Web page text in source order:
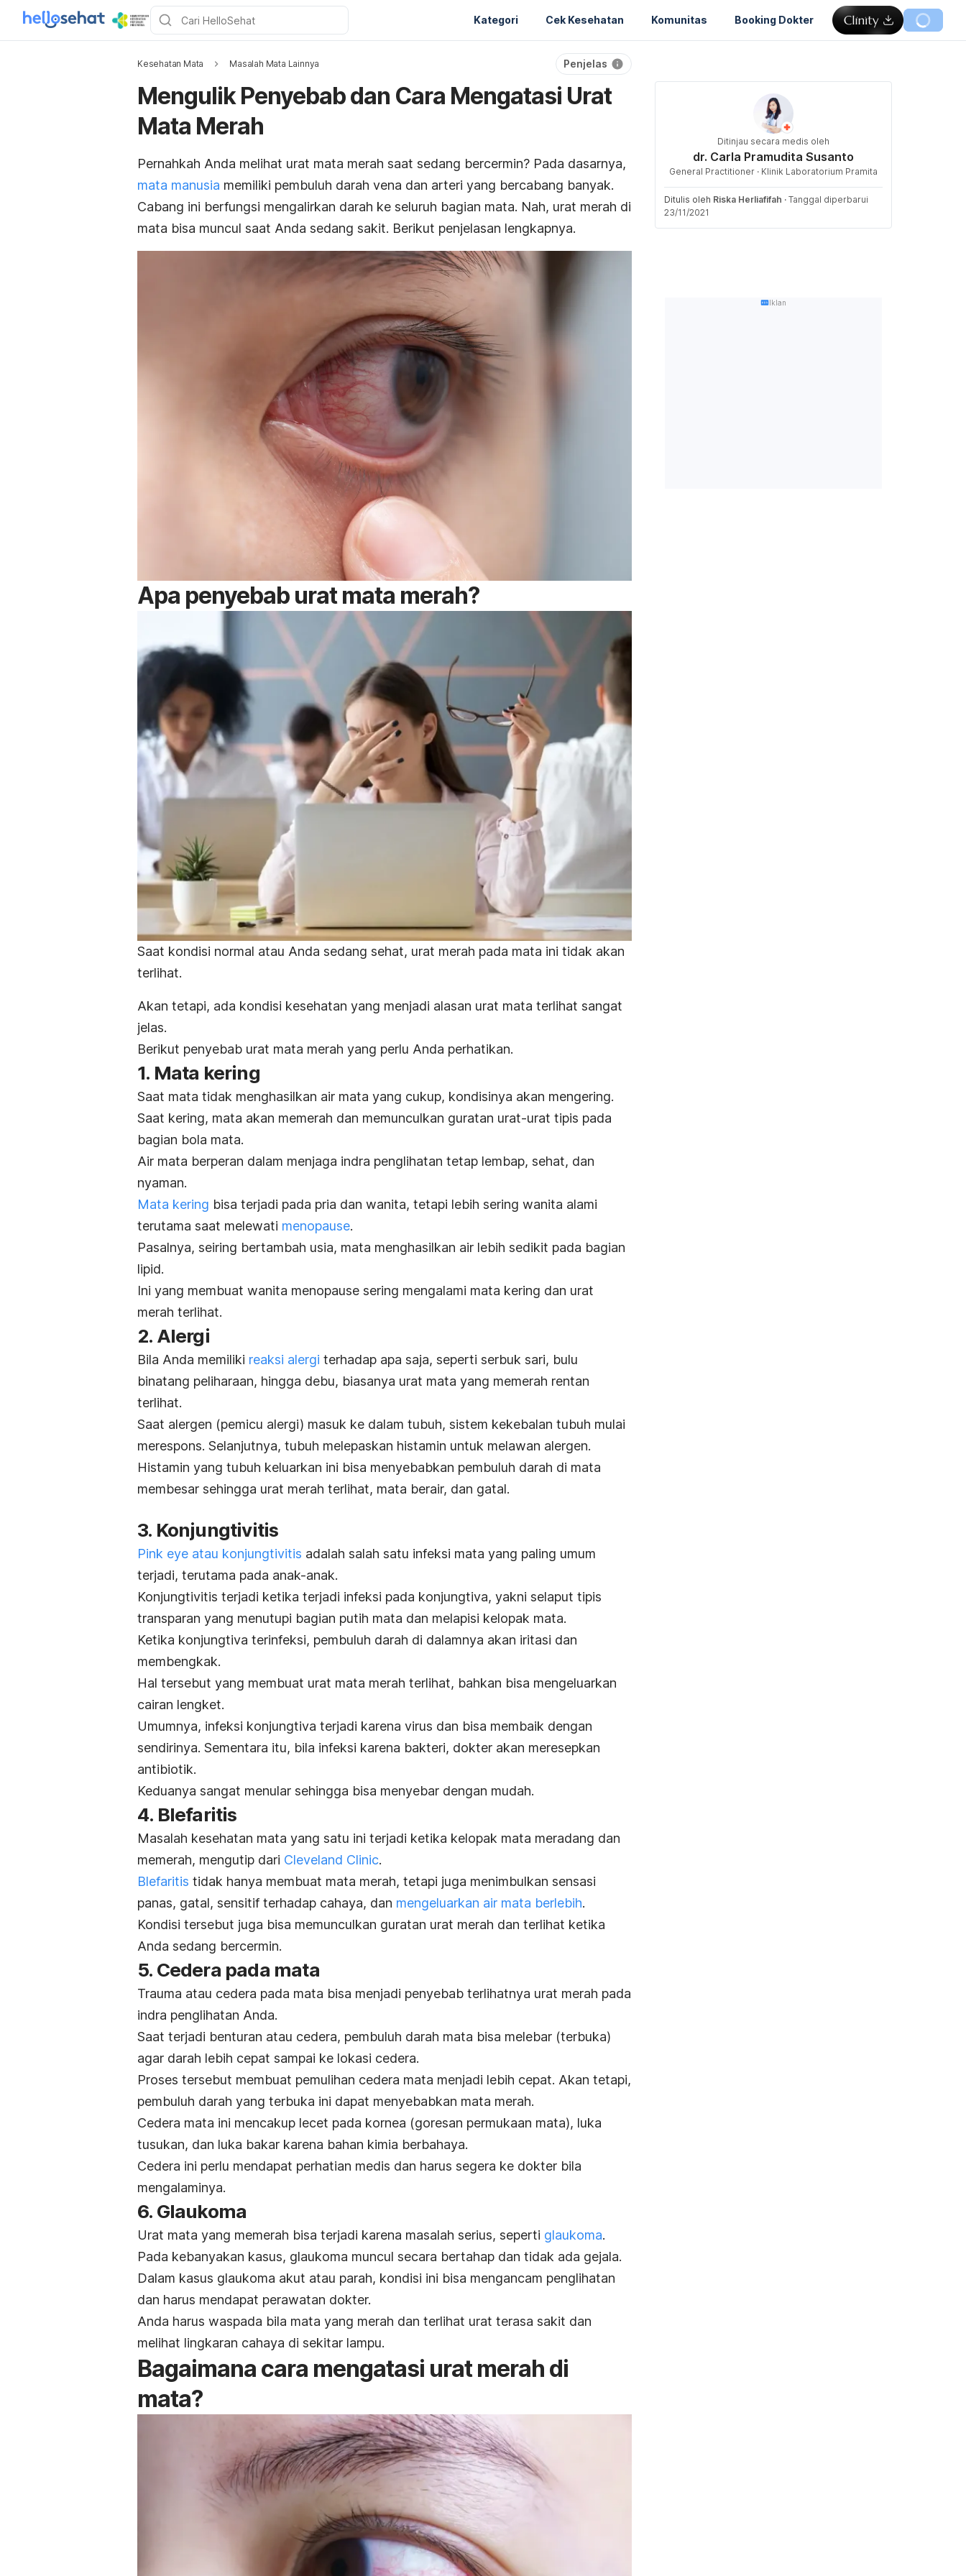
Kategori Cek Kesehatan Komunitas Booking Dokter
Kesehatan Mata Masalah Mata Lainnya Penjelas
Mengulik Penyebab dan Cara Mengatasi Urat
Mata Merah
Pernahkah Anda melihat urat mata merah saat sedang bercermin? Pada dasarnya,
mata manusia memiliki pembuluh darah vena dan arteri yang bercabang banyak.
Cabang ini berfungsi mengalirkan darah ke seluruh bagian mata. Nah, urat merah di
mata bisa muncul saat Anda sedang sakit. Berikut penjelasan lengkapnya.
Apa penyebab urat mata merah?
Saat kondisi normal atau Anda sedang sehat, urat merah pada mata ini tidak akan
terlihat.
Akan tetapi, ada kondisi kesehatan yang menjadi alasan urat mata terlihat sangat
jelas.
Berikut penyebab urat mata merah yang perlu Anda perhatikan.
1. Mata kering
Saat mata tidak menghasilkan air mata yang cukup, kondisinya akan mengering.
Saat kering, mata akan memerah dan memunculkan guratan urat-urat tipis pada
bagian bola mata.
Air mata berperan dalam menjaga indra penglihatan tetap lembap, sehat, dan
nyaman.
Mata kering bisa terjadi pada pria dan wanita, tetapi lebih sering wanita alami
terutama saat melewati menopause.
Pasalnya, seiring bertambah usia, mata menghasilkan air lebih sedikit pada bagian
lipid.
Ini yang membuat wanita menopause sering mengalami mata kering dan urat
merah terlihat.
2. Alergi
Bila Anda memiliki reaksi alergi terhadap apa saja, seperti serbuk sari, bulu
binatang peliharaan, hingga debu, biasanya urat mata yang memerah rentan
terlihat.
Saat alergen (pemicu alergi) masuk ke dalam tubuh, sistem kekebalan tubuh mulai
merespons. Selanjutnya, tubuh melepaskan histamin untuk melawan alergen.
Histamin yang tubuh keluarkan ini bisa menyebabkan pembuluh darah di mata
membesar sehingga urat merah terlihat, mata berair, dan gatal.
3. Konjungtivitis
Pink eye atau konjungtivitis adalah salah satu infeksi mata yang paling umum
terjadi, terutama pada anak-anak.
Konjungtivitis terjadi ketika terjadi infeksi pada konjungtiva, yakni selaput tipis
transparan yang menutupi bagian putih mata dan melapisi kelopak mata.
Ketika konjungtiva terinfeksi, pembuluh darah di dalamnya akan iritasi dan
membengkak.
Hal tersebut yang membuat urat mata merah terlihat, bahkan bisa mengeluarkan
cairan lengket.
Umumnya, infeksi konjungtiva terjadi karena virus dan bisa membaik dengan
sendirinya. Sementara itu, bila infeksi karena bakteri, dokter akan meresepkan
antibiotik.
Keduanya sangat menular sehingga bisa menyebar dengan mudah.
4. Blefaritis
Masalah kesehatan mata yang satu ini terjadi ketika kelopak mata meradang dan
memerah, mengutip dari Cleveland Clinic.
Blefaritis tidak hanya membuat mata merah, tetapi juga menimbulkan sensasi
panas, gatal, sensitif terhadap cahaya, dan mengeluarkan air mata berlebih.
Kondisi tersebut juga bisa memunculkan guratan urat merah dan terlihat ketika
Anda sedang bercermin.
5. Cedera pada mata
Trauma atau cedera pada mata bisa menjadi penyebab terlihatnya urat merah pada
indra penglihatan Anda.
Saat terjadi benturan atau cedera, pembuluh darah mata bisa melebar (terbuka)
agar darah lebih cepat sampai ke lokasi cedera.
Proses tersebut membuat pemulihan cedera mata menjadi lebih cepat. Akan tetapi,
pembuluh darah yang terbuka ini dapat menyebabkan mata merah.
Cedera mata ini mencakup lecet pada kornea (goresan permukaan mata), luka
tusukan, dan luka bakar karena bahan kimia berbahaya.
Cedera ini perlu mendapat perhatian medis dan harus segera ke dokter bila
mengalaminya.
6. Glaukoma
Urat mata yang memerah bisa terjadi karena masalah serius, seperti glaukoma.
Pada kebanyakan kasus, glaukoma muncul secara bertahap dan tidak ada gejala.
Dalam kasus glaukoma akut atau parah, kondisi ini bisa mengancam penglihatan
dan harus mendapat perawatan dokter.
Anda harus waspada bila mata yang merah dan terlihat urat terasa sakit dan
melihat lingkaran cahaya di sekitar lampu.
Bagaimana cara mengatasi urat merah di
mata?
Ditinjau secara medis oleh
dr. Carla Pramudita Susanto
General Practitioner · Klinik Laboratorium Pramita
Ditulis oleh Riska Herliafifah · Tanggal diperbarui
23/11/2021
Iklan